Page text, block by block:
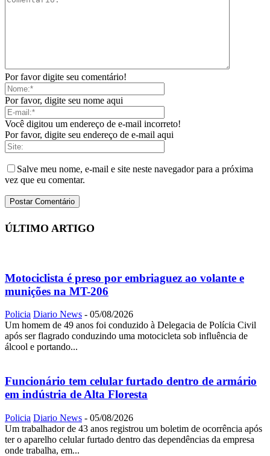
Por favor digite seu comentário!
Por favor, digite seu nome aqui
Você digitou um endereço de e-mail incorreto!
Por favor, digite seu endereço de e-mail aqui
Salve meu nome, e-mail e site neste navegador para a próxima
vez que eu comentar.
ÚLTIMO ARTIGO
Motociclista é preso por embriaguez ao volante e
munições na MT-206
Policia Diario News - 05/08/2026
Um homem de 49 anos foi conduzido à Delegacia de Polícia Civil
após ser flagrado conduzindo uma motocicleta sob influência de
álcool e portando...
Funcionário tem celular furtado dentro de armário
em indústria de Alta Floresta
Policia Diario News - 05/08/2026
Um trabalhador de 43 anos registrou um boletim de ocorrência após
ter o aparelho celular furtado dentro das dependências da empresa
onde trabalha, em...